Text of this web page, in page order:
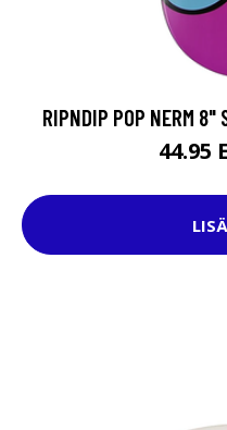
RIPNDIP POP NERM 8"
44.95